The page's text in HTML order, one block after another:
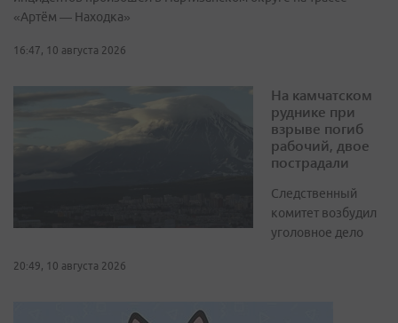
«Артём — Находка»
16:47, 10 августа 2026
На камчатском
руднике при
взрыве погиб
рабочий, двое
пострадали
Следственный
комитет возбудил
уголовное дело
20:49, 10 августа 2026